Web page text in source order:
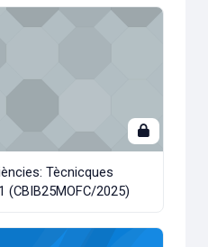
Tècnicques científiques
Tècnicques
2025)
- Treball de final de Grau